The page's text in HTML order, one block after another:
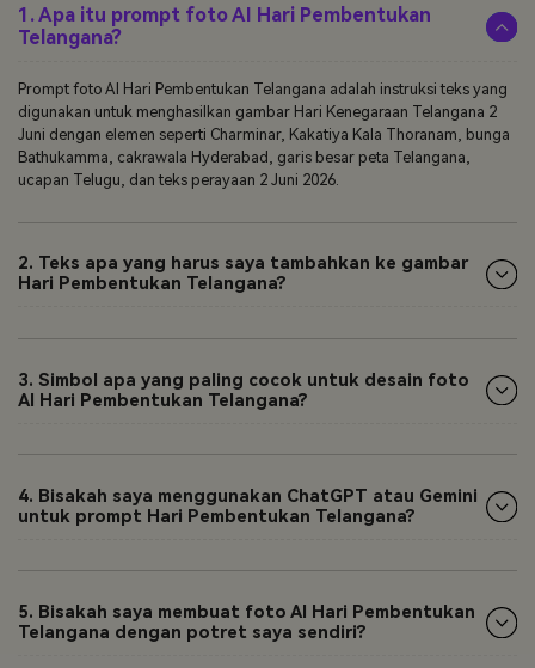
1. Apa itu prompt foto AI Hari Pembentukan
Telangana?
Prompt foto AI Hari Pembentukan Telangana adalah instruksi teks yang
digunakan untuk menghasilkan gambar Hari Kenegaraan Telangana 2
Juni dengan elemen seperti Charminar, Kakatiya Kala Thoranam, bunga
Bathukamma, cakrawala Hyderabad, garis besar peta Telangana,
ucapan Telugu, dan teks perayaan 2 Juni 2026.
2. Teks apa yang harus saya tambahkan ke gambar
Hari Pembentukan Telangana?
3. Simbol apa yang paling cocok untuk desain foto
AI Hari Pembentukan Telangana?
4. Bisakah saya menggunakan ChatGPT atau Gemini
untuk prompt Hari Pembentukan Telangana?
5. Bisakah saya membuat foto AI Hari Pembentukan
Telangana dengan potret saya sendiri?